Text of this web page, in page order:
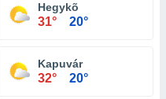
Hegykõ
31° 20°
Kapuvár
32° 20°